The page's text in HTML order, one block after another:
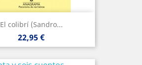
El colibrí (Sandro...
Precio
22,95 €